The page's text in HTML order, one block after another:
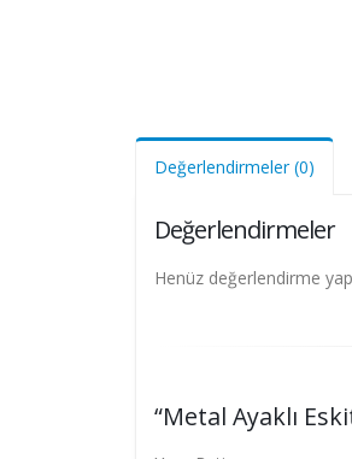
Değerlendirmeler (0)
Değerlendirmeler
Henüz değerlendirme
“Metal Ayaklı